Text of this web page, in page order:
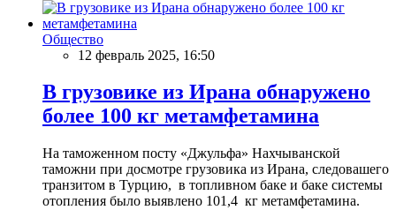
Общество
12 февраль 2025, 16:50
В грузовике из Ирана обнаружено
более 100 кг метамфетамина
На таможенном посту «Джульфа» Нахчыванской
таможни при досмотре грузовика из Ирана, следовашего
транзитом в Турцию, в топливном баке и баке системы
отопления было выявлено 101,4 кг метамфетамина.